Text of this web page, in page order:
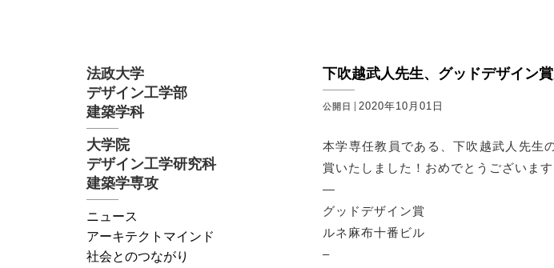
法政大学
デザイン工学部
建築学科
大学院
デザイン工学研究科
建築学専攻
ニュース
アーキテクトマインド
社会とのつながり
下吹越武人先生、グッドデザイン賞
公開日 2020年10月01日
本学専任教員である、下吹越武人先生
賞いたしました！おめでとうございます
—
グッドデザイン賞
ルネ麻布十番ビル
–